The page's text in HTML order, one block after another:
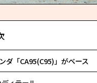
ダ「CA95(C95)」がベース